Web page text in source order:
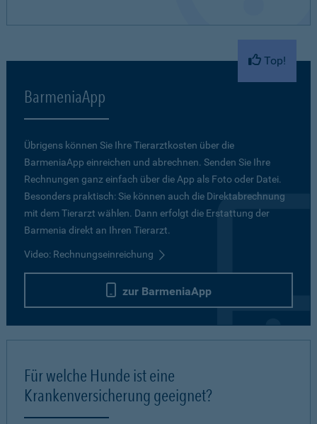
Top!
BarmeniaApp
Übrigens können Sie Ihre Tierarztkosten über die
BarmeniaApp einreichen und abrechnen. Senden Sie Ihre
Rechnungen ganz einfach über die App als Foto oder Datei.
Besonders praktisch: Sie können auch die Direktabrechnung
mit dem Tierarzt wählen. Dann erfolgt die Erstattung der
Barmenia direkt an Ihren Tierarzt.
Video: Rechnungseinreichung
zur BarmeniaApp
Für welche Hunde ist eine
Krankenversicherung geeignet?